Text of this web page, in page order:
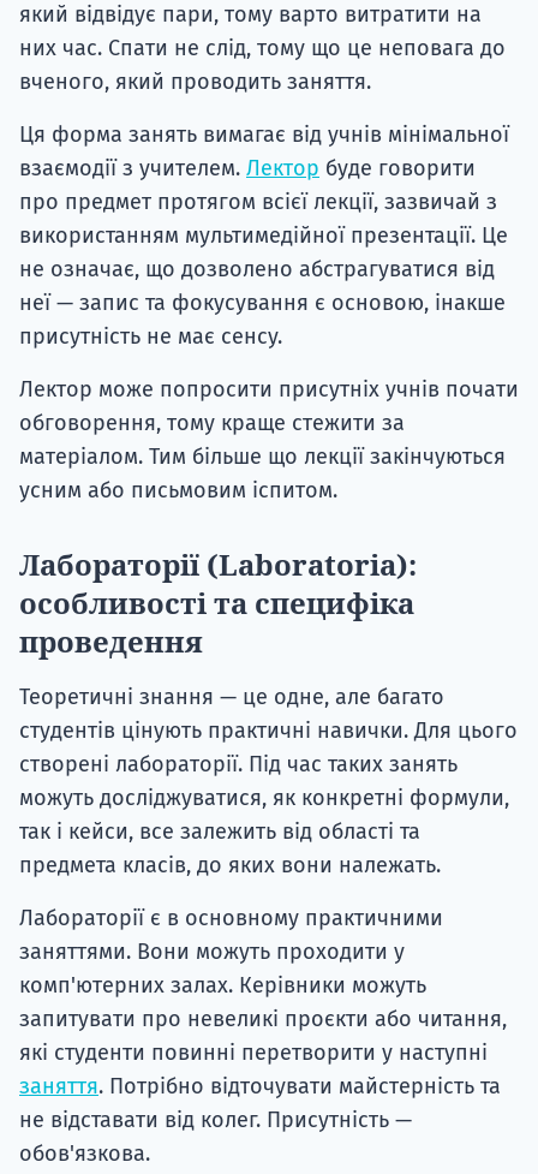
який відвідує пари, тому варто витратити на
них час. Спати не слід, тому що це неповага до
вченого, який проводить заняття.
Ця форма занять вимагає від учнів мінімальної
взаємодії з учителем. Лектор буде говорити
про предмет протягом всієї лекції, зазвичай з
використанням мультимедійної презентації. Це
не означає, що дозволено абстрагуватися від
неї — запис та фокусування є основою, інакше
присутність не має сенсу.
Лектор може попросити присутніх учнів почати
обговорення, тому краще стежити за
матеріалом. Тим більше що лекції закінчуються
усним або письмовим іспитом.
Лабораторії (Laboratoria):
особливості та специфіка
проведення
Теоретичні знання — це одне, але багато
студентів цінують практичні навички. Для цього
створені лабораторії. Під час таких занять
можуть досліджуватися, як конкретні формули,
так і кейси, все залежить від області та
предмета класів, до яких вони належать.
Лабораторії є в основному практичними
заняттями. Вони можуть проходити у
комп'ютерних залах. Керівники можуть
запитувати про невеликі проєкти або читання,
які студенти повинні перетворити у наступні
заняття. Потрібно відточувати майстерність та
не відставати від колег. Присутність —
обов'язкова.